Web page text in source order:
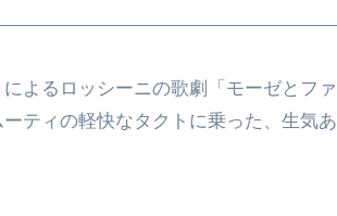
よるロッシーニの歌劇「モーゼとファ
ティの軽快なタクトに乗った、生気あ